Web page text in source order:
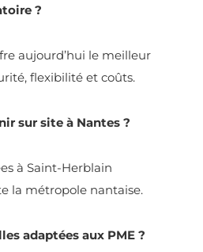
?
aujourd’hui le meilleur
flexibilité et coûts.
sur site à Nantes ?
à Saint-Herblain
la métropole nantaise.
adaptées aux PME ?